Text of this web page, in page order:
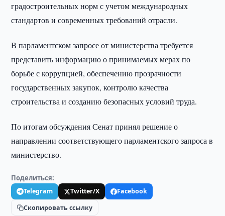
градостроительных норм с учетом международных
стандартов и современных требований отрасли.
В парламентском запросе от министерства требуется
представить информацию о принимаемых мерах по
борьбе с коррупцией, обеспечению прозрачности
государственных закупок, контролю качества
строительства и созданию безопасных условий труда.
По итогам обсуждения Сенат принял решение о
направлении соответствующего парламентского запроса в
министерство.
Поделиться:
Telegram Twitter/X
Facebook
Скопировать ссылку